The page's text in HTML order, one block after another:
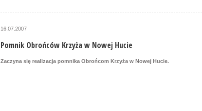
16.07.2007
Pomnik Obrońców Krzyża w Nowej Hucie
Zaczyna się realizacja pomnika Obrońcom Krzyża w Nowej Hucie.